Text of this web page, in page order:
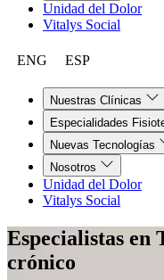
Unidad del Dolor
Vitalys Social
ENG ESP
Nuestras Clínicas
Especialidades
Nuevas Tecnologías
Nosotros
Unidad del Dolor
Vitalys Social
Especialistas en
crónico